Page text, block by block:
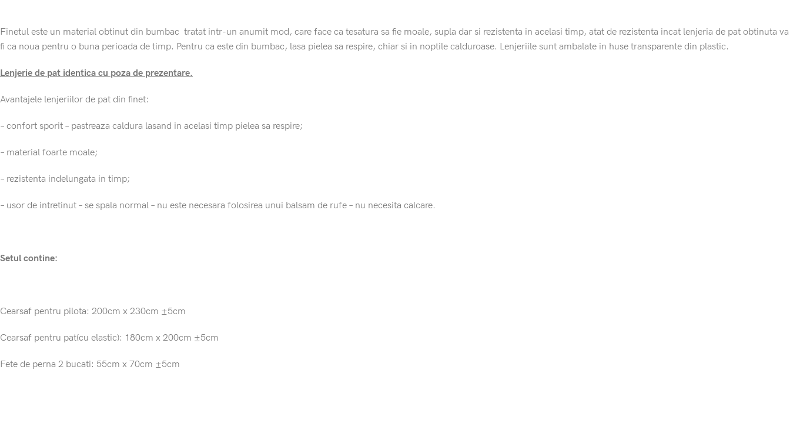
Finetul este un material obtinut din bumbac tratat intr-un anumit mod, care face ca tesatura sa fie moale, supla dar si rezistenta in acelasi timp, atat de rezistenta incat lenjeria de pat obtinuta va
fi ca noua pentru o buna perioada de timp. Pentru ca este din bumbac, lasa pielea sa respire, chiar si in noptile calduroase. Lenjeriile sunt ambalate in huse transparente din plastic.
Lenjerie de pat identica cu poza de prezentare.
Avantajele lenjeriilor de pat din finet:
– confort sporit – pastreaza caldura lasand in acelasi timp pielea sa respire;
– material foarte moale;
– rezistenta indelungata in timp;
– usor de intretinut – se spala normal – nu este necesara folosirea unui balsam de rufe – nu necesita calcare.
Setul contine:
Cearsaf pentru pilota: 200cm x 230cm ±5cm
Cearsaf pentru pat(cu elastic): 180cm x 200cm ±5cm
Fete de perna 2 bucati: 55cm x 70cm ±5cm